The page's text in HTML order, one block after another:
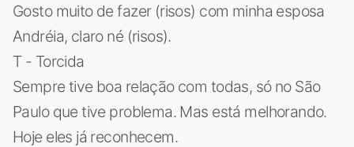
Gosto muito de fazer (risos) com minha esposa
Andréia, claro né (risos).
T - Torcida
Sempre tive boa relação com todas, só no São
Paulo que tive problema. Mas está melhorando.
Hoje eles já reconhecem.